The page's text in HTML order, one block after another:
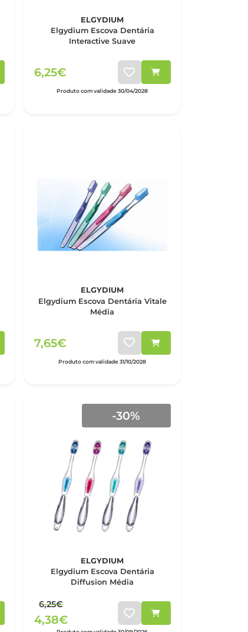
ELGYDIUM
Elgydium Escova Dentária
Interactive Suave
6,25€
Produto com validade 30/04/2028
ELGYDIUM
Elgydium Escova Dentária Vitale
Média
7,65€
Produto com validade 31/10/2028
-30%
ELGYDIUM
Elgydium Escova Dentária
Diffusion Média
6,25€
4,38€